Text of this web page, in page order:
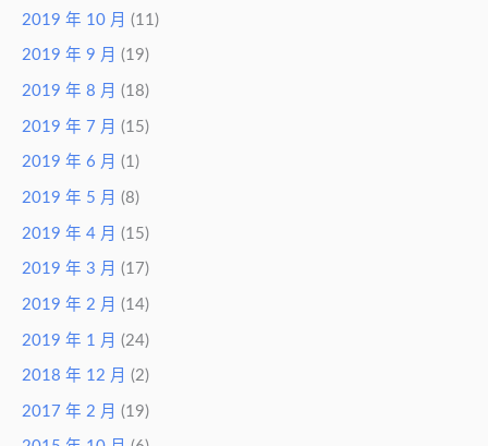
2019 年 10 月 (11)
2019 年 9 月 (19)
2019 年 8 月 (18)
2019 年 7 月 (15)
2019 年 6 月 (1)
2019 年 5 月 (8)
2019 年 4 月 (15)
2019 年 3 月 (17)
2019 年 2 月 (14)
2019 年 1 月 (24)
2018 年 12 月 (2)
2017 年 2 月 (19)